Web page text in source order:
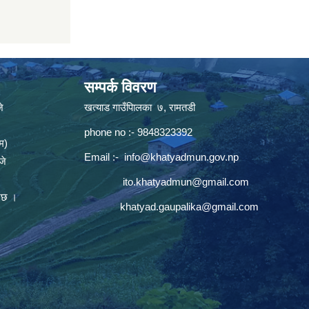
।
सम्पर्क विवरण
खत्याड गाउँपािलका ७, रामतडी
phone no :- 9848323392
Email :-info@khatyadmun.gov.np
ito.khatyadmun@gmail.com
khatyad.gaupalika@gmail.com